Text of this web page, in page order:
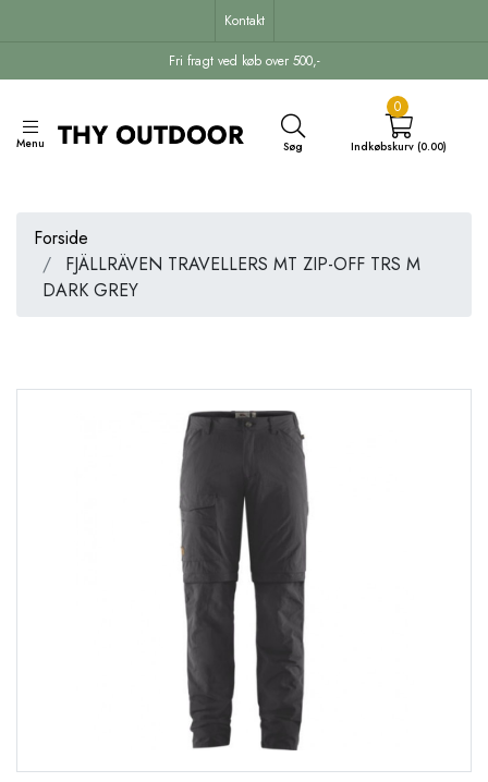
Fri fragt ved køb over 500,-
Kontakt
Menu Søg
0
Indkøbskurv (0.00)
Forside
FJÄLLRÄVEN TRAVELLERS MT ZIP-OFF TRS M
DARK GREY